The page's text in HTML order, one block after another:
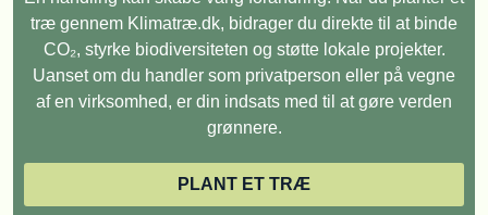
træ gennem Klimatræ.dk, bidrager du direkte til at binde
CO₂, styrke biodiversiteten og støtte lokale projekter.
Uanset om du handler som privatperson eller på vegne
af en virksomhed, er din indsats med til at gøre verden
grønnere.
PLANT ET TRÆ